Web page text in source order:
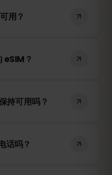
显示。
用？
最好的网络供应
eSIM？
选择。
持可用吗？
用 WhatsApp 或
话吗？